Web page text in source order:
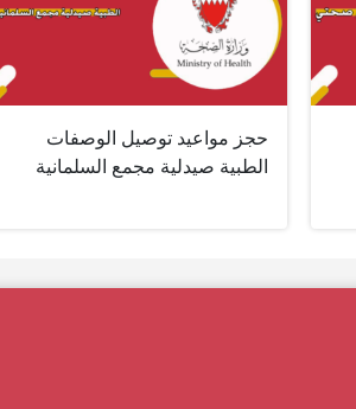
حجز مواعيد توصيل الوصفات
الطبية صيدلية مجمع السلمانية